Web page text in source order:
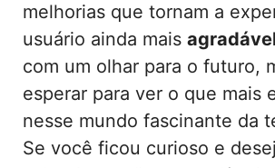
melhorias que tornam a
usuário ainda mais agradável
com um olhar para o futuro,
esperar para ver o que mais
nesse mundo fascinante da
Se você ficou curioso e